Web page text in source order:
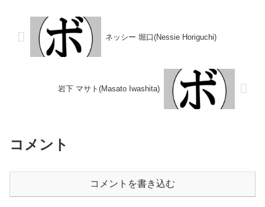
ライ級王座GAB比国バンタム
ネッシー 堀口(Nessie Horiguchi)
岩下 マサト(Masato Iwashita)
コメント
コメントを書き込む